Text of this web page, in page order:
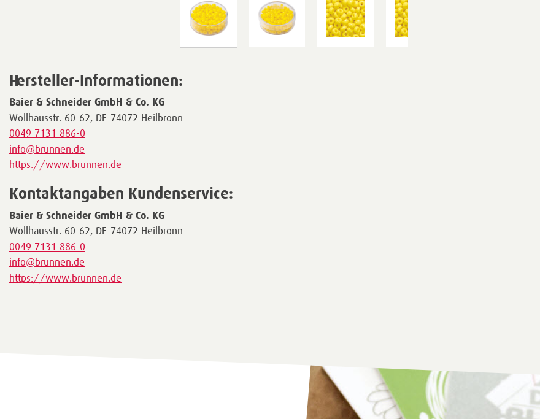
Hersteller-Informationen:
Baier & Schneider GmbH & Co. KG
Wollhausstr. 60-62, DE-74072 Heilbronn
0049 7131 886-0
info@brunnen.de
https://www.brunnen.de
Kontaktangaben Kundenservice:
Baier & Schneider GmbH & Co. KG
Wollhausstr. 60-62, DE-74072 Heilbronn
0049 7131 886-0
info@brunnen.de
https://www.brunnen.de